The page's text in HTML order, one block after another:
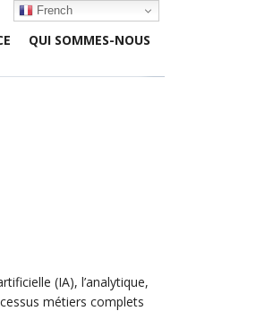
QUI SOMMES-NOUS
(IA), l’analytique,
métiers complets
French